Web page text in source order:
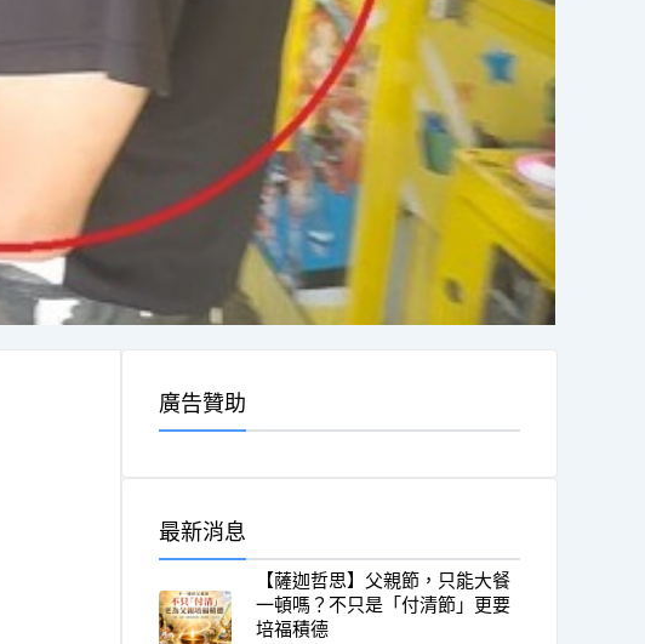
廣告贊助
最新消息
【薩迦哲思】父親節，只能大餐
一頓嗎？不只是「付清節」更要
培福積德